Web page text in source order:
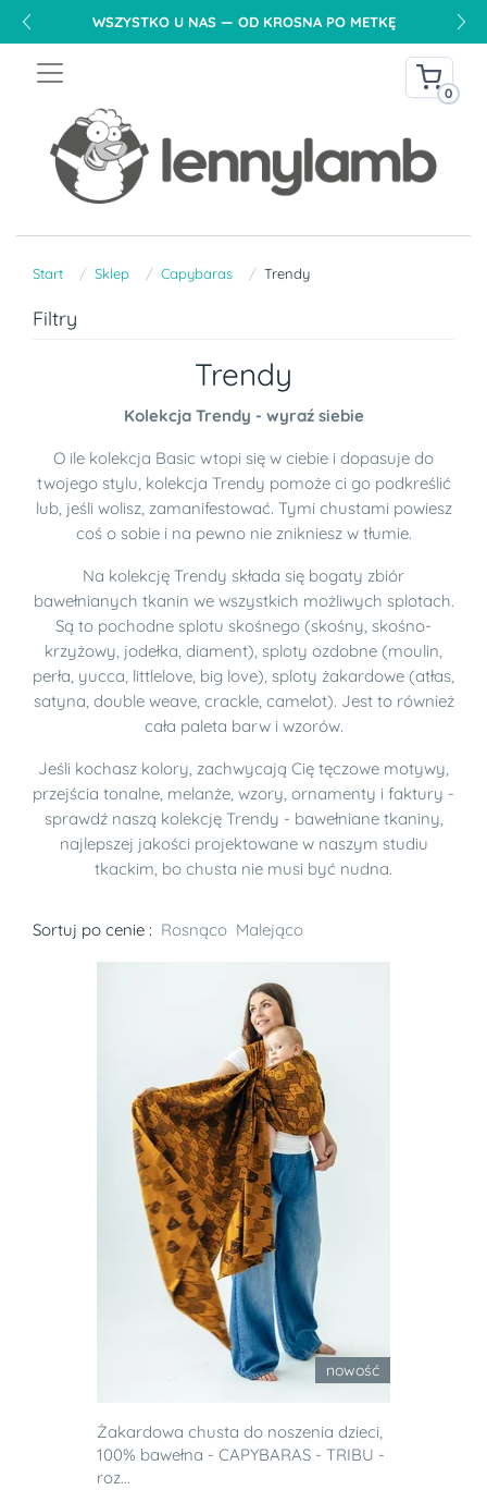
WSZYSTKO U NAS — OD KROSNA PO METKĘ
0
Start Sklep Capybaras Trendy
Filtry
Trendy
Kolekcja Trendy - wyraź siebie
O ile kolekcja Basic wtopi się w ciebie i dopasuje do
twojego stylu, kolekcja Trendy pomoże ci go podkreślić
lub, jeśli wolisz, zamanifestować. Tymi chustami powiesz
coś o sobie i na pewno nie znikniesz w tłumie.
Na kolekcję Trendy składa się bogaty zbiór
bawełnianych tkanin we wszystkich możliwych splotach.
Są to pochodne splotu skośnego (skośny, skośno-
krzyżowy, jodełka, diament), sploty ozdobne (moulin,
perła, yucca, littlelove, big love), sploty żakardowe (atłas,
satyna, double weave, crackle, camelot). Jest to również
cała paleta barw i wzorów.
Jeśli kochasz kolory, zachwycają Cię tęczowe motywy,
przejścia tonalne, melanże, wzory, ornamenty i faktury -
sprawdź naszą kolekcję Trendy - bawełniane tkaniny,
najlepszej jakości projektowane w naszym studiu
tkackim, bo chusta nie musi być nudna.
Sortuj po cenie : Rosnąco Malejąco
nowość
Żakardowa chusta do noszenia dzieci,
100% bawełna - CAPYBARAS - TRIBU -
roz...